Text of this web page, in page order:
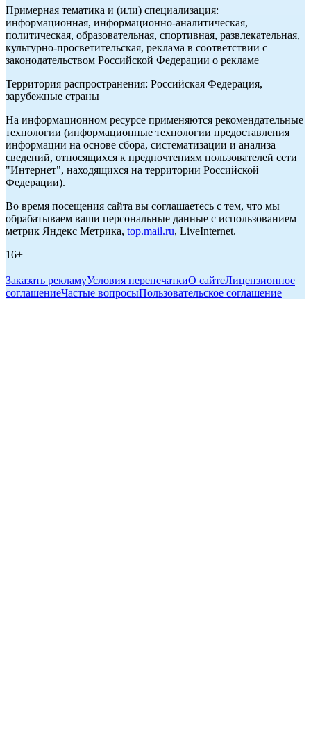
Примерная тематика и (или) специализация:
информационная, информационно-аналитическая,
политическая, образовательная, спортивная, развлекательная,
культурно-просветительская, реклама в соответствии с
законодательством Российской Федерации о рекламе
Территория распространения: Российская Федерация,
зарубежные страны
На информационном ресурсе применяются рекомендательные
технологии (информационные технологии предоставления
информации на основе сбора, систематизации и анализа
сведений, относящихся к предпочтениям пользователей сети
"Интернет", находящихся на территории Российской
Федерации).
Во время посещения сайта вы соглашаетесь с тем, что мы
обрабатываем ваши персональные данные с использованием
метрик Яндекс Метрика, top.mail.ru, LiveInternet.
16+
Заказать рекламуУсловия перепечаткиО сайтеЛицензионное
соглашениеЧастые вопросыПользовательское соглашение